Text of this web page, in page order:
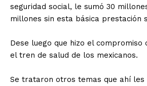
seguridad social, le sumó 30
millones sin esta básica prestación
Dese luego que hizo el compromiso
el tren de salud de los mexicanos.
Se trataron otros temas que ahí les